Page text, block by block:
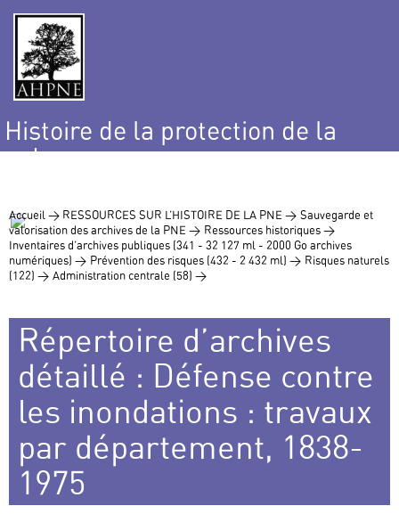
Histoire de la protection de la
nature
Accueil > RESSOURCES SUR L’HISTOIRE DE LA PNE > Sauvegarde et
valorisation des archives de la PNE > Ressources historiques >
Inventaires d’archives publiques (341 - 32 127 ml - 2000 Go archives
numériques) > Prévention des risques (432 - 2 432 ml) > Risques naturels
(122) > Administration centrale (58) >
Répertoire d’archives
détaillé : Défense contre
les inondations : travaux
par département, 1838-
1975